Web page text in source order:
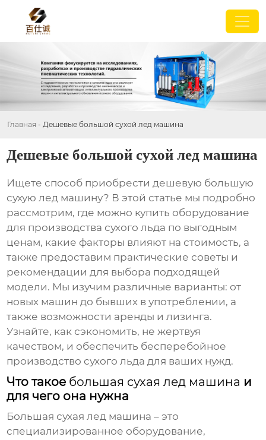
Главная - Дешевые большой сухой лед машина
Дешевые большой сухой лед машина
Ищете способ приобрестидешевую большую
сухую лед машину? В этой статье мы подробно
рассмотрим, где можно купить оборудование
для производства сухого льда по выгодным
ценам, какие факторы влияют на стоимость, а
также предоставим практические советы и
рекомендации для выбора подходящей
модели. Мы изучим различные варианты: от
новых машин до бывших в употреблении, а
также возможности аренды и лизинга.
Узнайте, как сэкономить, не жертвуя
качеством, и обеспечить бесперебойное
производство сухого льда для ваших нужд.
Что такое большая сухая лед машина и
для чего она нужна
Большая сухая лед машина – это
специализированное оборудование,